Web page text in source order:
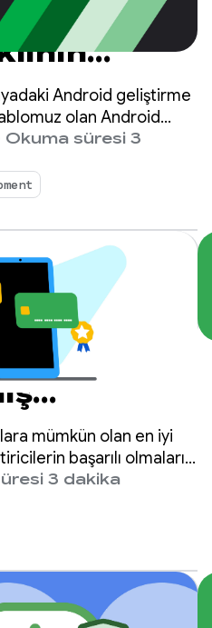
LLM'lerin
bir
Android geliştirme
olan Android
beri, açık ağırlıklı
maliyet ile verimlilik
ekleme gibi geri
karşılaştırma
Okuma süresi 3
daha
mümkün olan en iyi
başarılı olmaları
yeteneğine sahip
3 dakika